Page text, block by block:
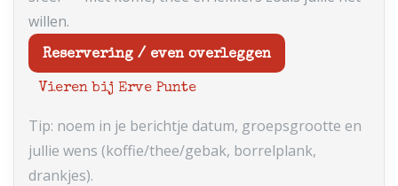
willen.
Reservering / even overleggen
Vieren bij Erve Punte
Tip: noem in je berichtje datum, groepsgrootte en
jullie wens (koffie/thee/gebak, borrelplank,
drankjes).